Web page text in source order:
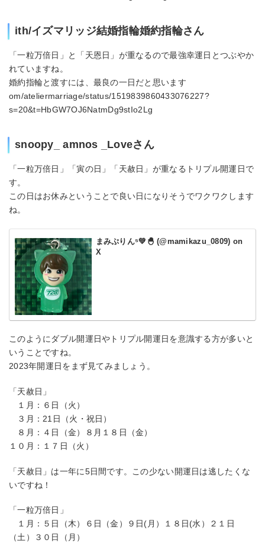
ith/イズマリッジ結婚指輪婚約指輪さん
「一粒万倍日」と「天恩日」が重なるので最強幸運日とつぶやか
れていますね。
婚約指輪と渡すには、最良の一日だと思います
om/ateliermarriage/status/1519839860433076227?
s=20&t=HbGW7OJ6NatmDg9stIo2Lg
snoopy_ amnos _Loveさん
「一粒万倍日」「寅の日」「天赦日」が重なるトリプル開運日で
す。
この日はお休みということで良い日になりそうでワクワクします
ね。
まみぷりん⁵💚🐣 (@mamikazu_0809) on
X
このようにダブル開運日やトリプル開運日を意識する方が多いと
いうことですね。
2023年開運日をまず見てみましょう。
「天赦日」
１月：６日（火）
３月：21日（火・祝日）
８月：４日（金）８月１８日（金）
１０月：１７日（火）
「天赦日」は一年に5日間です。この少ない開運日は逃したくな
いですね！
「一粒万倍日」
１月：５日（木）６日（金）９日(月）１８日(水）２１日
（土）３０日（月）